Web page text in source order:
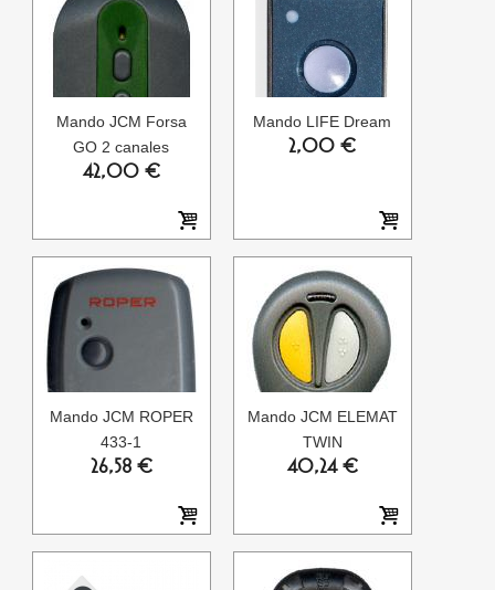
Mando JCM Forsa
GO 2 canales
42,00 €
Mando LIFE Dream
2,00 €
Mando JCM ROPER
433-1
26,58 €
Mando JCM ELEMAT
TWIN
40,24 €